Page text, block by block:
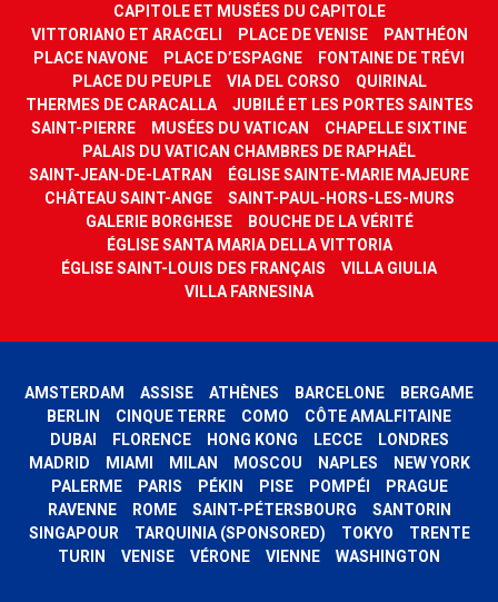
CAPITOLE ET MUSÉES DU CAPITOLE
VITTORIANO ET ARACŒLI
PLACE DE VENISE
PANTHÉON
PLACE NAVONE
PLACE D’ESPAGNE
FONTAINE DE TRÉVI
PLACE DU PEUPLE
VIA DEL CORSO
QUIRINAL
THERMES DE CARACALLA
JUBILÉ ET LES PORTES SAINTES
SAINT-PIERRE
MUSÉES DU VATICAN
CHAPELLE SIXTINE
PALAIS DU VATICAN CHAMBRES DE RAPHAËL
SAINT-JEAN-DE-LATRAN
ÉGLISE SAINTE-MARIE MAJEURE
CHÂTEAU SAINT-ANGE
SAINT-PAUL-HORS-LES-MURS
GALERIE BORGHESE
BOUCHE DE LA VÉRITÉ
ÉGLISE SANTA MARIA DELLA VITTORIA
ÉGLISE SAINT-LOUIS DES FRANÇAIS
VILLA GIULIA
VILLA FARNESINA
AMSTERDAM ASSISE ATHÈNES BARCELONE
BERGAME
BERLIN
CINQUE TERRE COMO
CÔTE AMALFITAINE
DUBAI
FLORENCE HONG KONG LECCE
LONDRES
MADRID
MIAMI MILAN MOSCOU NAPLES
NEW YORK
PALERME
PARIS PÉKIN PISE POMPÉI
PRAGUE
RAVENNE
ROME SAINT-PÉTERSBOURG
SANTORIN
SINGAPOUR
TARQUINIA (SPONSORED) TOKYO
TRENTE
TURIN
VENISE VÉRONE VIENNE WASHINGTON